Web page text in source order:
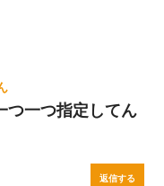
つ一つ指定してん
返信する